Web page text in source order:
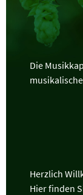
Die
Herzlich
Hier finden